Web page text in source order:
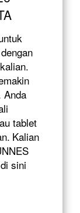
Anda
tablet
Kalian
di sini